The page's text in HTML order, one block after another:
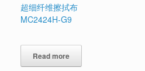
超细纤维擦拭布
MC2424H-G9
Read more